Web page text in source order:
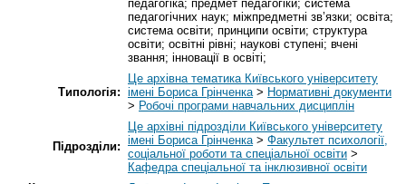
педагогіка; предмет педагогіки; система
педагогічних наук; міжпредметні зв’язки; освіта;
система освіти; принципи освіти; структура
освіти; освітні рівні; наукові ступені; вчені
звання; інновації в освіті;
Типологія:
Це архівна тематика Київського університету
імені Бориса Грінченка> Нормативні документи
> Робочі програми навчальних дисциплін
Підрозділи:
Це архівні підрозділи Київського університету
імені Бориса Грінченка> Факультет психології,
соціальної роботи та спеціальної освіти >
Кафедра спеціальної та інклюзивної освіти